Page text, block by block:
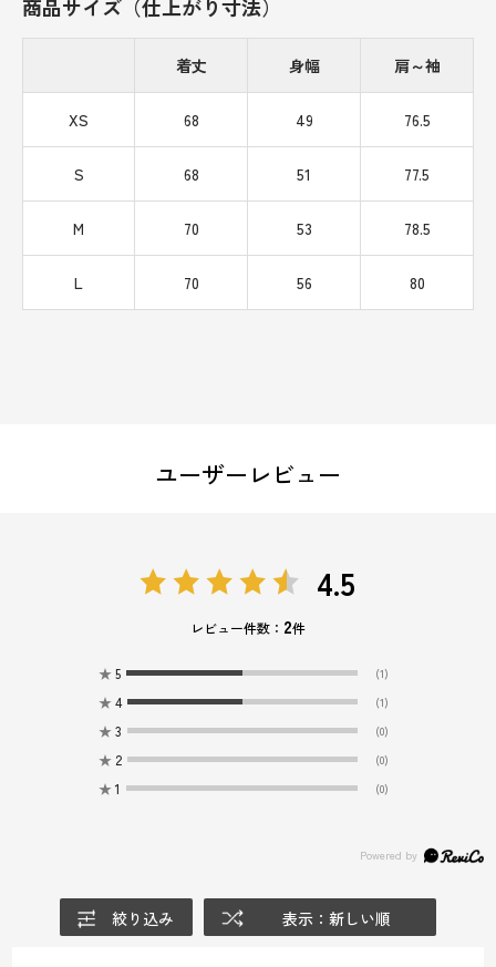
商品サイズ（仕上がり寸法）
着丈 身幅 肩～袖
XS 68 49 76.5
S 68 51 77.5
M 70 53 78.5
L 70 56 80
ユーザーレビュー
4.5
レビュー件数： 2件
★ 5 (1)
★ 4 (1)
★ 3 (0)
★ 2 (0)
★ 1 (0)
絞り込み 表示：新しい順